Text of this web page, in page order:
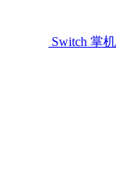
Switch 掌机